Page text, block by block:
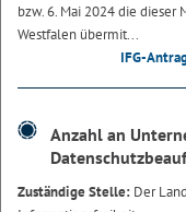
bzw. 6. Mai 2024 die
Westfalen übermit...
IFG-
Anzahl an
Zuständige Stelle: Der